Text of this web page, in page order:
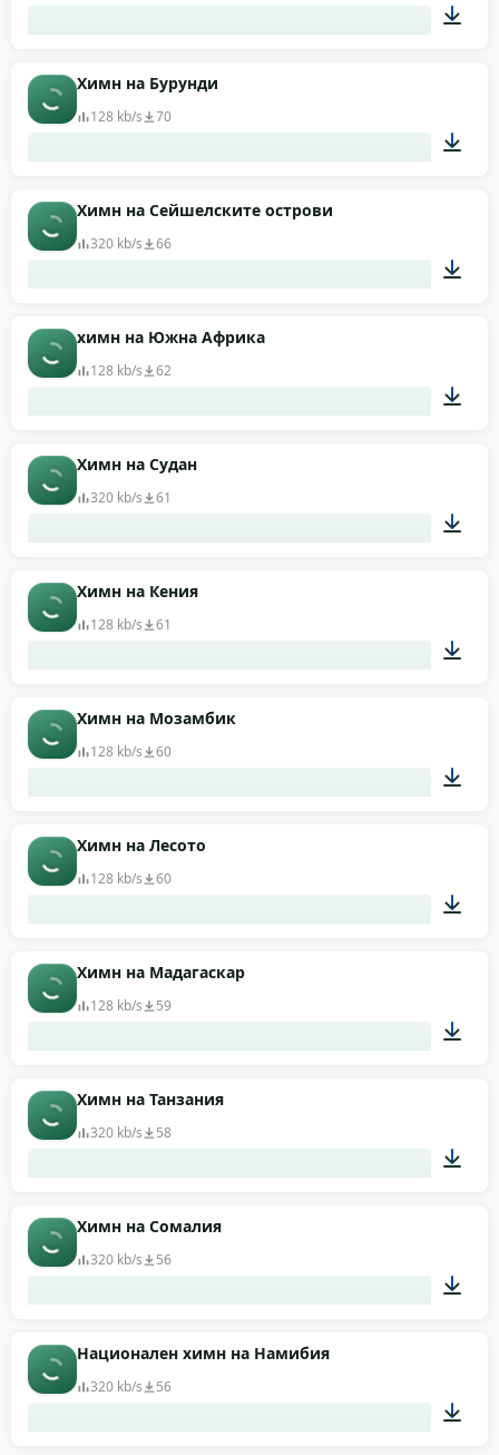
Химн на Бурунди
128 kb/s 70
Химн на Сейшелските острови
320 kb/s 66
химн на Южна Африка
128 kb/s 62
Химн на Судан
320 kb/s 61
Химн на Кения
128 kb/s 61
Химн на Мозамбик
128 kb/s 60
Химн на Лесото
128 kb/s 60
Химн на Мадагаскар
128 kb/s 59
Химн на Танзания
320 kb/s 58
Химн на Сомалия
320 kb/s 56
Национален химн на Намибия
320 kb/s 56